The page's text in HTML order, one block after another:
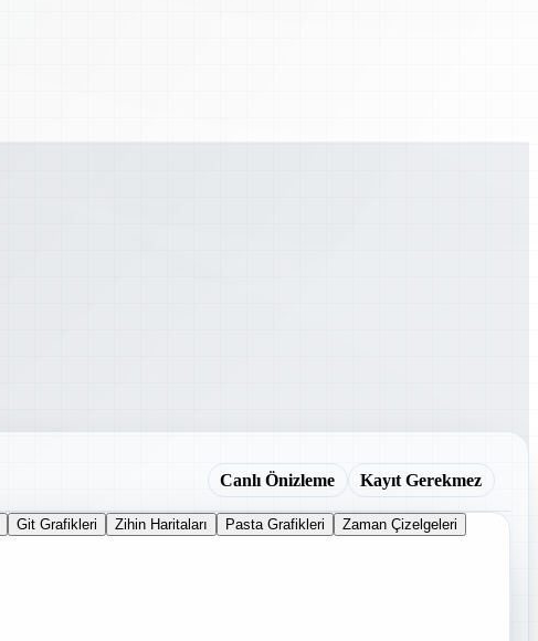
Canlı Önizleme Kayıt Gerekmez
Git Grafikleri Zihin Haritaları Pasta Grafikleri
Zaman Çizelgeleri